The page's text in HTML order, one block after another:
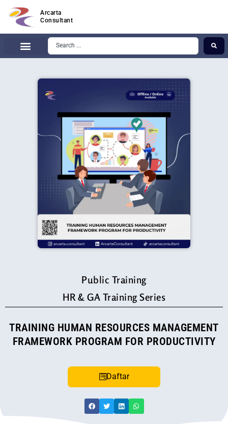
Arcarta
Consultant
Public Training
HR & GA Training Series
TRAINING HUMAN RESOURCES MANAGEMENT
FRAMEWORK PROGRAM FOR PRODUCTIVITY
Daftar